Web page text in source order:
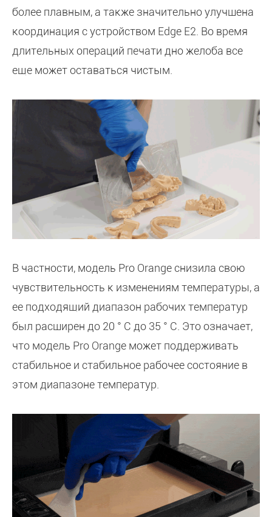
более плавным, а также значительно улучшена
координация с устройством Edge E2. Во время
длительных операций печати дно желоба все
еще может оставаться чистым.
В частности, модель Pro Orange снизила свою
чувствительность к изменениям температуры, а
ее подходящий диапазон рабочих температур
был расширен до 20 ° C до 35 ° C. Это означает,
что модель Pro Orange может поддерживать
стабильное и стабильное рабочее состояние в
этом диапазоне температур.